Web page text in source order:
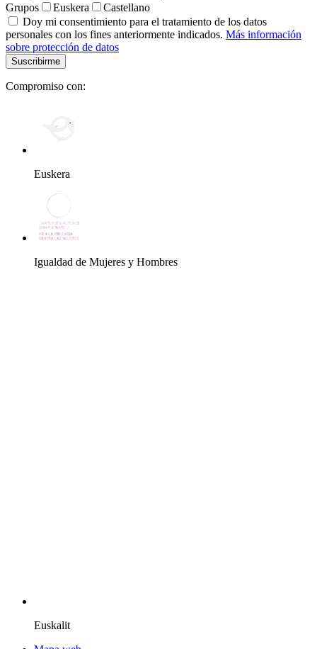
Grupos
Euskera
Castellano
Doy mi consentimiento para el tratamiento de los datos
personales con los fines anteriormente indicados. Más información
sobre protección de datos
Compromiso con:
Euskera
Igualdad de Mujeres y Hombres
Euskalit